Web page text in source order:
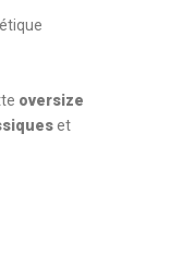
oversize
et